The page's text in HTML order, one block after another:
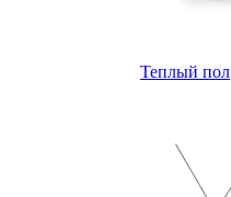
Теплый пол